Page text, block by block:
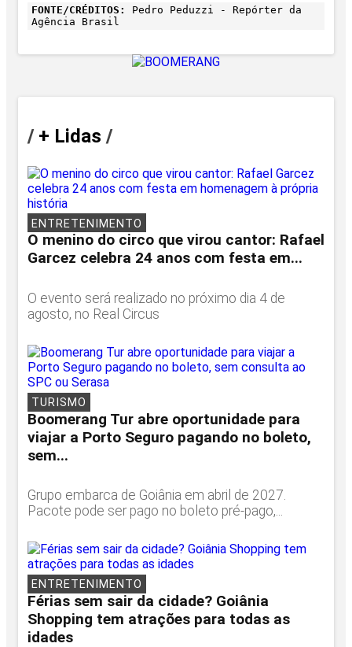
FONTE/CRÉDITOS:
Pedro Peduzzi - Repórter da
Agência Brasil
/+ Lidas /
ENTRETENIMENTO
O menino do circo que virou cantor: Rafael
Garcez celebra 24 anos com festa em...
O evento será realizado no próximo dia 4 de
agosto, no Real Circus
TURISMO
Boomerang Tur abre oportunidade para
viajar a Porto Seguro pagando no boleto,
sem...
Grupo embarca de Goiânia em abril de 2027.
Pacote pode ser pago no boleto pré-pago,...
ENTRETENIMENTO
Férias sem sair da cidade? Goiânia
Shopping tem atrações para todas as
idades